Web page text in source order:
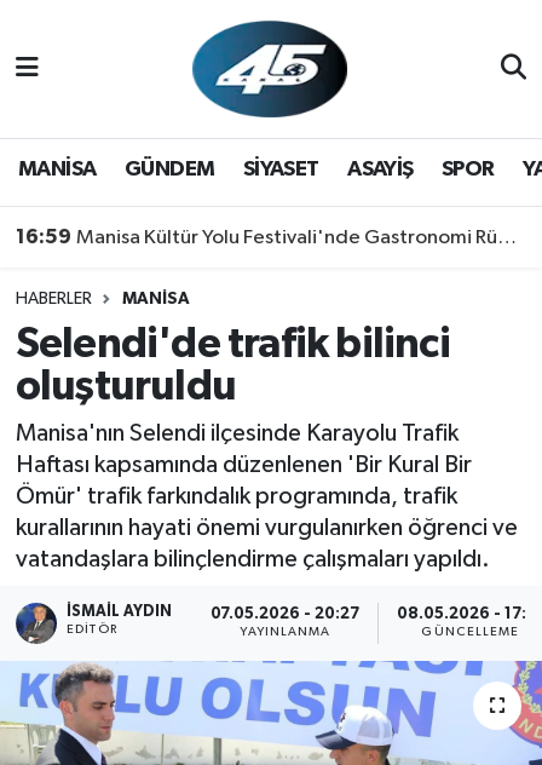
MANİSA GÜNDEM SİYASET ASAYİŞ SPOR
16:59 Manisa Kültür Yolu Festivali'nde Gastronomi Rüzgarı: Lezzetin Yıldızı "Manisa Kebabı" Oldu!
HABERLER MANİSA
Selendi'de trafik bilinci
oluşturuldu
Manisa'nın Selendi ilçesinde Karayolu Trafik
Haftası kapsamında düzenlenen 'Bir Kural Bir
Ömür' trafik farkındalık programında, trafik
kurallarının hayati önemi vurgulanırken öğrenci ve
vatandaşlara bilinçlendirme çalışmaları yapıldı.
İSMAIL AYDIN
EDITÖR
07.05.2026 - 20:27
YAYINLANMA
08.05.2026 -
GÜNCELLEME
GÜNDEM
SPOR
YAŞAM
RESMİ REKLAM
Hava Durumu
Trafik Durumu
Son Dakika Haberleri
Haber Arşivi